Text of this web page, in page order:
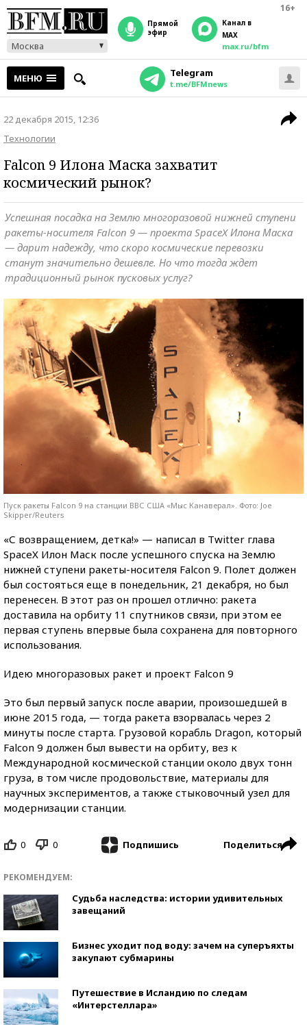
16+
Москва
прямой
эфир
Канал в
MAX
max.ru/bfm
МЕНЮ Telegram
t.me/BFMnews
22 декабря 2015, 12:36
Технологии
Falcon 9 Илона Маска захватит
космический рынок?
Успешная посадка на Землю многоразовой нижней ступени
ракеты-носителя Falcon 9 — проекта SpaceX Илона Маска
— дарит надежду, что скоро космические перевозки
станут значительно дешевле. Но что тогда ждет
традиционный рынок пусковых услуг?
Пуск ракеты Falcon 9 на станции ВВС США «Мыс Канаверал». Фото: Joe
Skipper/Reuters
«С возвращением, детка!» — написал в Twitter глава
SpaceX Илон Маск после успешного спуска на Землю
нижней ступени ракеты-носителя Falcon 9. Полет должен
был состояться еще в понедельник, 21 декабря, но был
перенесен. В этот раз он прошел отлично: ракета
доставила на орбиту 11 спутников связи, при этом ее
первая ступень впервые была сохранена для повторного
использования.
Идею многоразовых ракет и проект Falcon 9
Это был первый запуск после аварии, произошедшей в
июне 2015 года, — тогда ракета взорвалась через 2
минуты после старта. Грузовой корабль Dragon, который
Falcon 9 должен был вывести на орбиту, вез к
Международной космической станции около двух тонн
груза, в том числе продовольствие, материалы для
научных экспериментов, а также стыковочный узел для
модернизации станции.
0 0 Подпишись Поделиться
РЕКОМЕНДУЕМ:
Судьба наследства: истории удивительных
завещаний
Бизнес уходит под воду: зачем на суперъяхты
закупают субмарины
Путешествие в Исландию по следам
«Интерстеллара»